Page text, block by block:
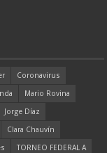
Coronavirus
Mario Rovina
Jorge Díaz
Clara Chauvín
TORNEO FEDERAL A